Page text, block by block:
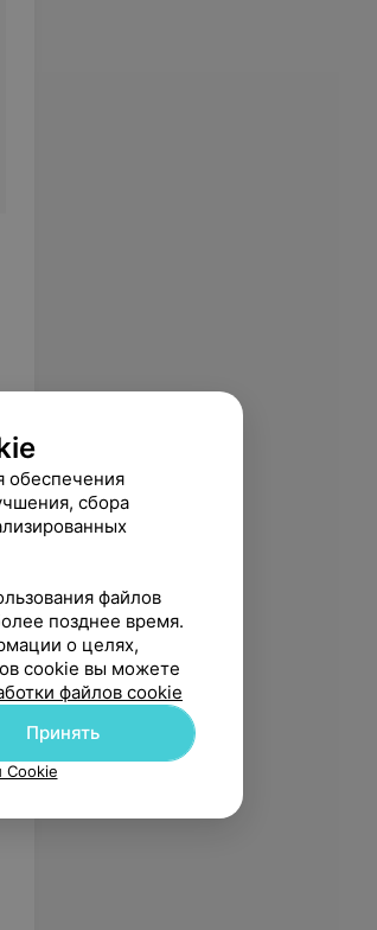
обеспечения
сбора
файлов
позднее время.
о целях,
cookie вы можете
файлов cookie
Принять
Cookie